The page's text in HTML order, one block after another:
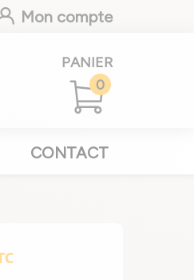
Mon compte
PANIER
0
CONTACT